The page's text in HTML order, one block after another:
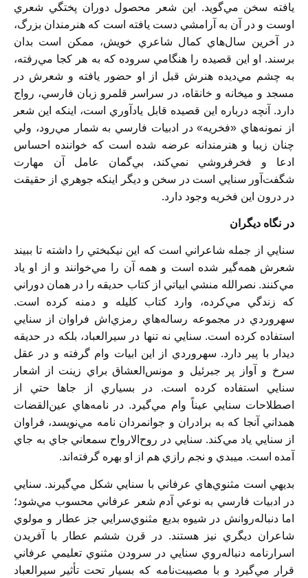
يافته سخن مي‌گويد. اين شعر محصول دوران پختگي شعري
اوست و در ‌آن به آرامشي دست يافته ‌است که هنرمندان بزرگ،
در آخرين سال‌هاي کمال شاعري خويش، ممکن است بدان
برسند. او اين قصيده را هنگامي سروده که به هر کجا مي‌رفته،
به چشم مي‌ديده هنرش قبل از او حضور يافته و شعرش در
مسجد و ميخانه و خانقاه، در سراسر قلمرو زبان فارسي، رواج
دارد. آنچه درباره اين قصيده قابل يادآوري است، اينکه اين شعر
از نمونه‌هاي «فخريه» در ادبيات فارسي به شمار مي‌رود، ولي
چنان زيبا و هنرمندانه عرضه شده است که خواننده احساس
ادعا و فخرفروشي نمي‌کند، بي‌گمان عامل آن مهارت
شگفت‌آور سنايي است در سخن و ديگر اينکه جوهري از حقيقت
در درون اين فخريه وجود دارد.
در نگاه ديگران
سنايي از جمله شاعراني است که اين نيکبختي را داشته تا ببيند
شعرش همه‌گير شده است و همه آن را مي‌خوانند و از او ياد
مي‌کنند. نصرالله منشي ابياتي از کتاب حديقه را در همان دوراني
که زندگي مي‌کرده، وارد کتاب کليله و دمنه کرده است.
سهروردي در مجموعه رساله‌هاي رمزي‌اش فراوان از سنايي
استفاده کرده است. سنايي نه تنها در سيرالعباد، بلکه در حديقه
ديدار با پير دارد. سهروردي از اين ابيات وام گرفته و در عقل
سرخ و آواز پر جبرئيل و مونس‌العشاق براي زينت از اشعار
سنايي استفاده کرده است. در بسياري از جاها حتي از
اصطلاحات سنايي عيناً وام مي‌گيرد. در نامه‌هاي عين‌القضات
همداني آنجا که به برادران و جوانمردان نامه مي‌نويسد، فراوان
از سنايي ياد مي‌کند. سنايي در روح‌الارواح سمعاني جاي به جاي
آمده است. ميبدي و نجم‌ رازي هم از او بهره گرفته‌اند.
بديهي است مثنوي‌هاي عرفاني با سنايي شکل مي‌گيرند. سنايي
در ادبيات فارسي به نوعي آدم شعر عرفاني محسوب مي‌شود؛
اما دنباله‌روانش در شيوه بديع مثنوي‌سرايي جز عطار و مولوي
شاعران ديگري نيز هستند. در قرن ششم عطار با آفريدن
اسرارنامه دنباله‌روي سنايي در سرودن مثنوي تعليمي عرفاني
قرار مي‌گيرد و با مصيبت‌نامه که بسيار تحت‌ تأثير سيرالعباد